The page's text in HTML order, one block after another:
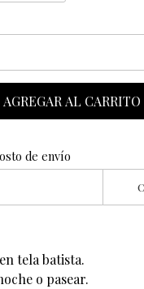
AGREGAR AL CARRITO
de envío
tela batista.
o pasear.